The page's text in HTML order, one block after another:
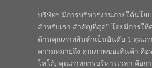
บริษัทฯ มีการบริหารงานภายใต้นโย
สำหรับเรา สำคัญที่สุด” โดยมีการใ
ด้านคุณภาพสินค้าเป็นอันดับ 1 คุณภ
ความหมายถึง คุณภาพของสินค้า คื
โลโก้, คุณภาพการบริหารเวลา คือก